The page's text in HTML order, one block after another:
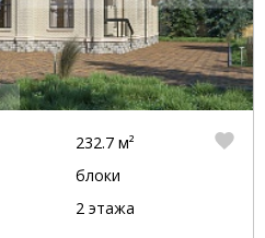
232.7 м²
блоки
2 этажа